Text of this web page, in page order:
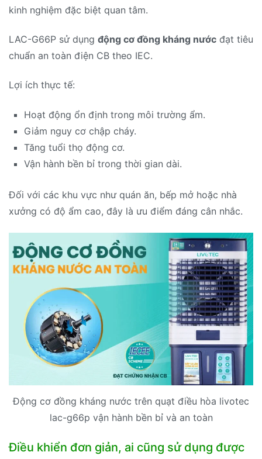
kinh nghiệm đặc biệt quan tâm.
LAC-G66P sử dụng động cơ đồng kháng nước đạt tiêu
chuẩn an toàn điện CB theo IEC.
Lợi ích thực tế:
Hoạt động ổn định trong môi trường ẩm.
Giảm nguy cơ chập cháy.
Tăng tuổi thọ động cơ.
Vận hành bền bỉ trong thời gian dài.
Đối với các khu vực như quán ăn, bếp mở hoặc nhà
xưởng có độ ẩm cao, đây là ưu điểm đáng cân nhắc.
Động cơ đồng kháng nước trên quạt điều hòa livotec
lac-g66p vận hành bền bỉ và an toàn
Điều khiển đơn giản, ai cũng sử dụng được